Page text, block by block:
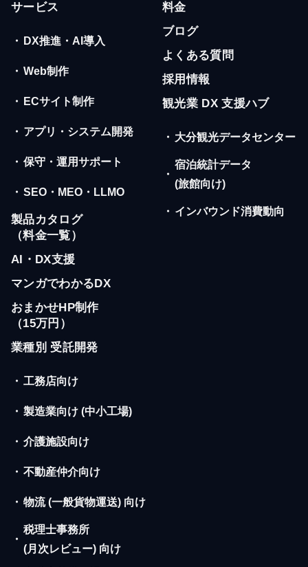
サービス
・ DX推進・AI導入
・ Web制作
・ ECサイト制作
・ アプリ・システム開発
・ 保守・運用サポート
・ SEO・MEO・LLMO
製品カタログ
（料金一覧）
AI・DX支援
マンガでわかるDX
おまかせHP制作
（15万円）
業種別 受託開発
・ 工務店向け
・ 製造業向け (中小工場)
・ 介護施設向け
・ 不動産仲介向け
・ 物流 (一般貨物運送) 向け
・
税理士事務所
(月次レビュー) 向け
料金
ブログ
よくある質問
採用情報
観光業 DX 支援ハブ
・ 大分観光データセンター
・
宿泊統計データ
(旅館向け)
・ インバウンド消費動向